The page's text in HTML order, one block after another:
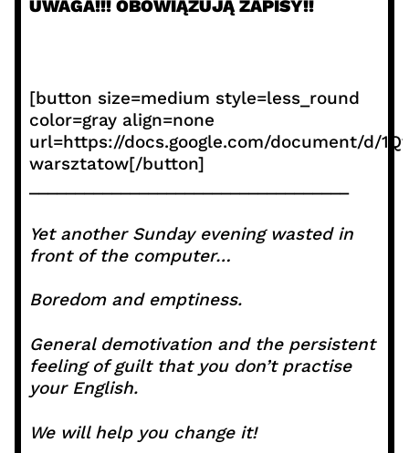
UWAGA!!! OBOWIĄZUJĄ ZAPISY!!
[button size=medium style=less_round
color=gray align=none
url=https://docs.google.com/document/d/
warsztatow[/button]
Yet another Sunday evening wasted in
front of the computer…
Boredom and emptiness.
General demotivation and the persistent
feeling of guilt that you don’t practise
your English.
We will help you change it!